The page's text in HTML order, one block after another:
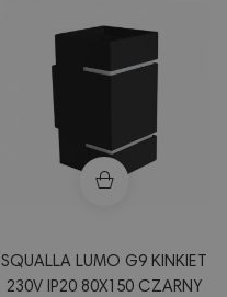
SQUALLA LUMO G9 KINKIET
230V IP20 80X150 CZARNY